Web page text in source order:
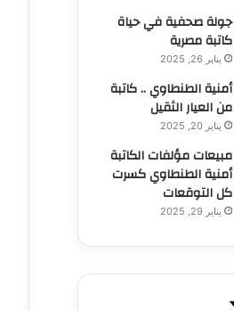
جولة صحفية في حياة
كاتبة مصرية
يناير 26, 2025
أمنية الطنطاوي .. كاتبة
من العيار الثقيل
يناير 20, 2025
مبيعات مؤلفات الكاتبة
أمنية الطنطاوي كسرت
كل التوقعات
يناير 29, 2025